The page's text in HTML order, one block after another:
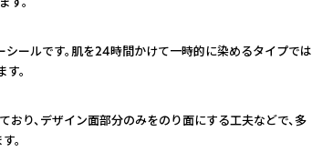
ールです。肌を24時間かけて一時的に染めるタイプでは
。
り、デザイン面部分のみをのり面にする工夫などで、多
。